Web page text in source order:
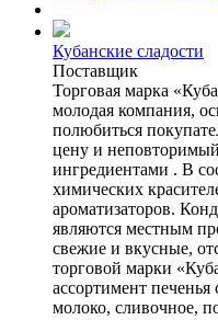
Кубанские сладости
Поставщик
Торговая марка
молодая компания,
полюбиться
цену и
ингредиентами . В
химических
ароматизаторов.
являются местным
свежие и вкусные,
торговой марки
ассортимент
молоко, сливочное,